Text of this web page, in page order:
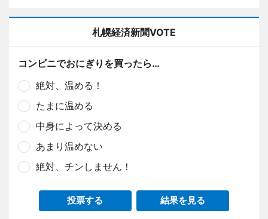
札幌経済新聞VOTE
コンビニでおにぎりを買ったら…
絶対、温める！
たまに温める
中身によって決める
あまり温めない
絶対、チンしません！
投票する 結果を見る